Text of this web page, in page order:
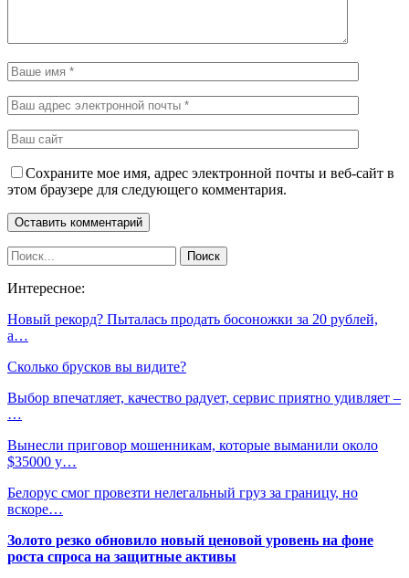
Сохраните мое имя, адрес электронной почты и веб-сайт в
этом браузере для следующего комментария.
Интересное:
Новый рекорд? Пыталась продать босоножки за 20 рублей,
а…
Сколько брусков вы видите?
Выбор впечатляет, качество радует, сервис приятно удивляет –
…
Вынесли приговор мошенникам, которые выманили около
$35000 у…
Белорус смог провезти нелегальный груз за границу, но
вскоре…
Золото резко обновило новый ценовой уровень на фоне
роста спроса на защитные активы